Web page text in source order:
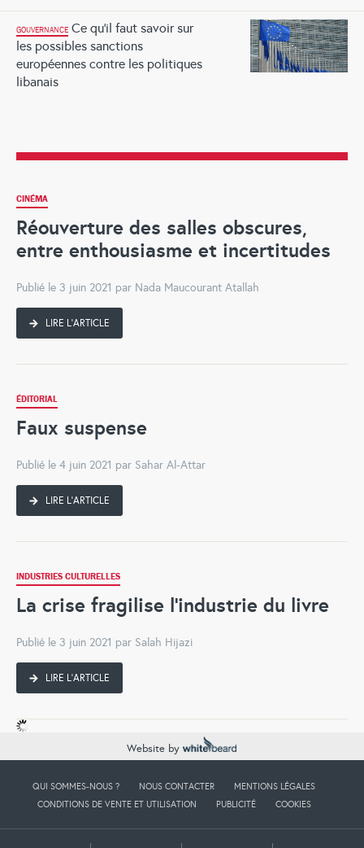
GOUVERNANCE Ce qu’il faut savoir sur
les possibles sanctions
européennes contre les politiques
libanais
CINÉMA
Réouverture des salles obscures,
entre enthousiasme et incertitudes
Publié le 3 juin 2021 par Nada Maucourant Atallah
LIRE L'ARTICLE
ÉDITORIAL
Faux suspense
Publié le 4 juin 2021 par Sahar Al-Attar
LIRE L'ARTICLE
INDUSTRIES CULTURELLES
La crise fragilise l’industrie du livre
Publié le 3 juin 2021 par Salah Hijazi
LIRE L'ARTICLE
Website by
QUI SOMMES-NOUS ? NOUS CONTACTER
MENTIONS LÉGALES
CONDITIONS DE VENTE ET UTILISATION
PUBLICITÉ COOKIES